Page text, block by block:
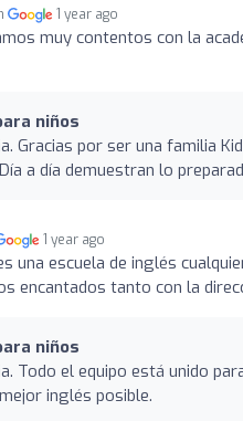
1 year ago
muy contentos con la
niños
Gracias por ser una familia
a día demuestran lo
1 year ago
una escuela de inglés
encantados tanto con la
niños
Todo el equipo está unido
inglés posible.